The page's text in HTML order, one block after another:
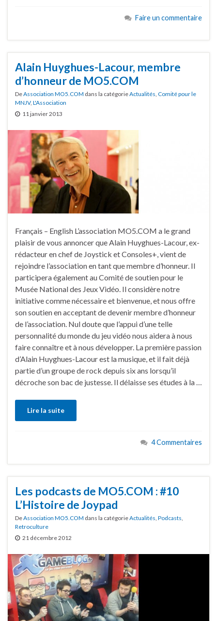
Faire un commentaire
Alain Huyghues-Lacour, membre
d’honneur de MO5.COM
DeAssociation MO5.COM dans la catégorieActualités Comité pour le
MNJV, L'Association
11 janvier 2013
Français – English L’association MO5.COM a le grand
plaisir de vous annoncer que Alain Huyghues-Lacour, ex-
rédacteur en chef de Joystick et Consoles+, vient de
rejoindre l’association en tant que membre d’honneur. Il
participera également au Comité de soutien pour le
Musée National des Jeux Vidéo. Il considère notre
initiative comme nécessaire et bienvenue, et nous offre
son soutien en acceptant de devenir membre d’honneur
de l’association. Nul doute que l’appui d’une telle
personnalité du monde du jeu vidéo nous aidera à nous
faire connaître et à nous développer. La première passion
d’Alain Huyghues-Lacour est la musique, et il fait déjà
partie d’un groupe de rock depuis six ans lorsqu’il
décroche son bac de justesse. Il délaisse ses études à la …
Lire la suite
4 Commentaires
Les podcasts de MO5.COM : #10
L’Histoire de Joypad
DeAssociation MO5.COM dans la catégorieActualités, Podcasts,
Retroculture
21 décembre 2012